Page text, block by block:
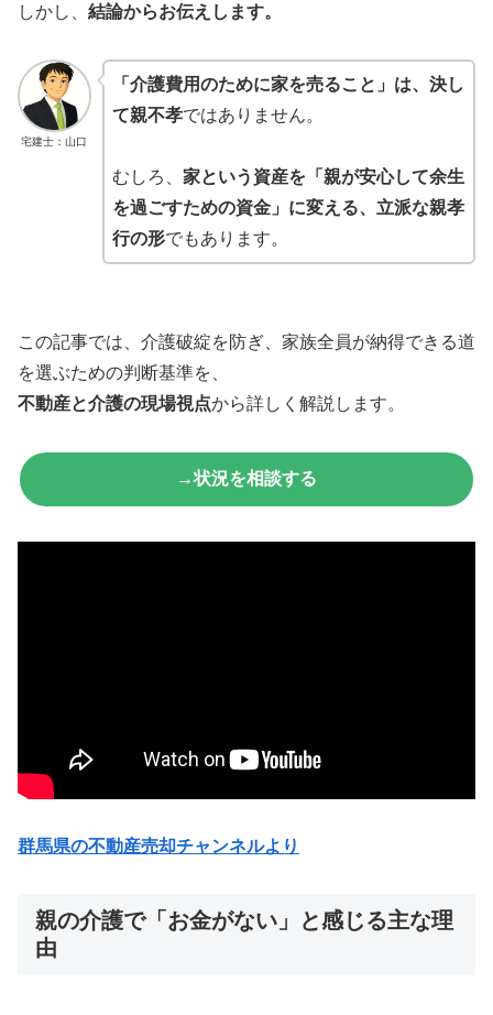
しかし、 結論からお伝えします。
宅建士：山口
「介護費用のために家を売ること」は、決し
て親不孝ではありません。
むしろ、 家という資産を「親が安心して余生
を過ごすための資金」に変える、立派な親孝
行の形でもあります。
この記事では、介護破綻を防ぎ、家族全員が納得できる道
を選ぶための判断基準を、
不動産と介護の現場視点から詳しく解説します。
→状況を相談する
群馬県の不動産売却チャンネルより
親の介護で「お金がない」と感じる主な理
由